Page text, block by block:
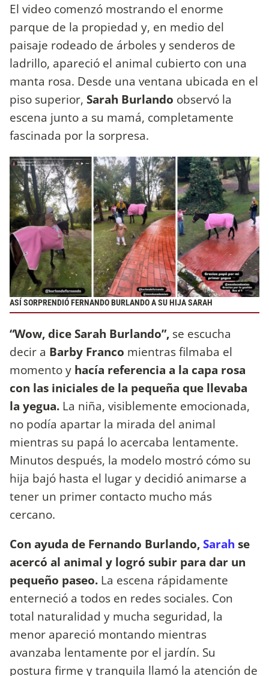
El video comenzó mostrando el enorme
parque de la propiedad y, en medio del
paisaje rodeado de árboles y senderos de
ladrillo, apareció el animal cubierto con una
manta rosa. Desde una ventana ubicada en el
piso superior, Sarah Burlando observó la
escena junto a su mamá, completamente
fascinada por la sorpresa.
ASÍ SORPRENDIÓ FERNANDO BURLANDO A SU HIJA SARAH
“Wow, dice Sarah Burlando”, se escucha
decir a Barby Franco mientras filmaba el
momento y hacía referencia a la capa rosa
con las iniciales de la pequeña que llevaba
la yegua. La niña, visiblemente emocionada,
no podía apartar la mirada del animal
mientras su papá lo acercaba lentamente.
Minutos después, la modelo mostró cómo su
hija bajó hasta el lugar y decidió animarse a
tener un primer contacto mucho más
cercano.
Con ayuda de Fernando Burlando,Sarah se
acercó al animal y logró subir para dar un
pequeño paseo. La escena rápidamente
enterneció a todos en redes sociales. Con
total naturalidad y mucha seguridad, la
menor apareció montando mientras
avanzaba lentamente por el jardín. Su
postura firme y tranquila llamó la atención de